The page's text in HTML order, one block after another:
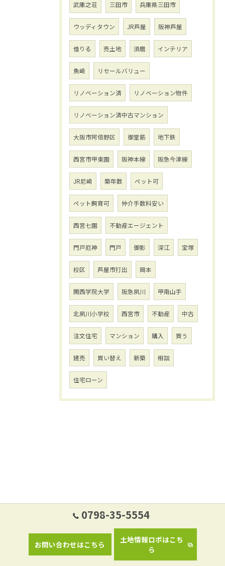
武庫之荘 三田市 兵庫県三田市
ウッディタウン JR芦屋 阪神芦屋
借りる 売土地 須磨 インテリア
魚崎 リセールバリュー
リノベーション済 リノベーション物件
リノベーション済中古マンション
大阪市阿倍野区 御堂筋 地下鉄
西宮市甲東園 阪神本線 阪急今津線
JR尼崎 築年数 ペット可
ペット飼育可 仲介手数料安い
西宮七園 不動産エージェント
門戸厄神 門戸 御影 深江 宝塚
校区 芦屋市打出 岡本
関西学院大学 阪急夙川 甲南山手
北夙川小学校 西宮市 不動産 中古
注文住宅 マンション 購入 買う
建売 買い替え 新築 相談
住宅ローン
0798-35-5554
お問い合わせはこちら
土地情報ロボはこち
ら